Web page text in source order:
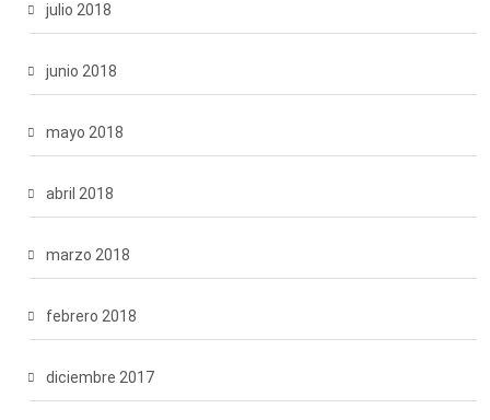
julio 2018
junio 2018
mayo 2018
abril 2018
marzo 2018
febrero 2018
diciembre 2017